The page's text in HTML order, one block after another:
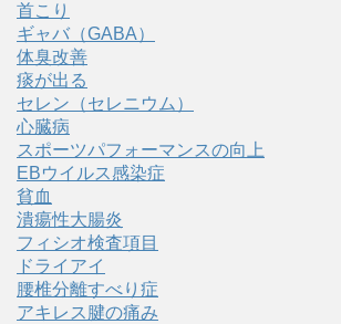
首こり
ギャバ（GABA）
体臭改善
痰が出る
セレン（セレニウム）
心臓病
スポーツパフォーマンスの向上
EBウイルス感染症
貧血
潰瘍性大腸炎
フィシオ検査項目
ドライアイ
腰椎分離すべり症
アキレス腱の痛み